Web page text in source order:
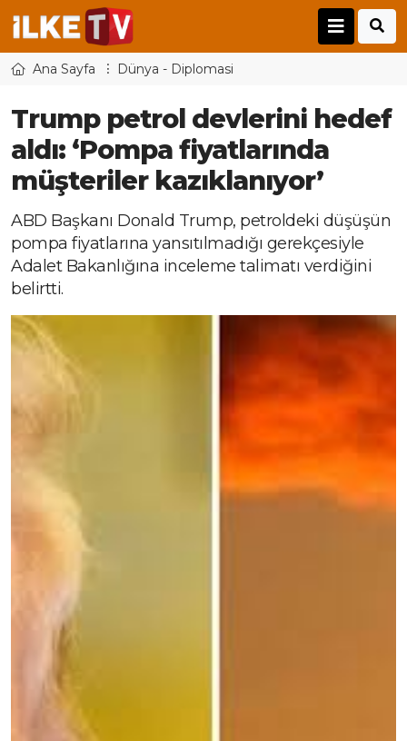
Ana Sayfa Dünya - Diplomasi
Trump petrol devlerini hedef
aldı: ‘Pompa fiyatlarında
müşteriler kazıklanıyor’
ABD Başkanı Donald Trump, petroldeki düşüşün
pompa fiyatlarına yansıtılmadığı gerekçesiyle
Adalet Bakanlığına inceleme talimatı verdiğini
belirtti.